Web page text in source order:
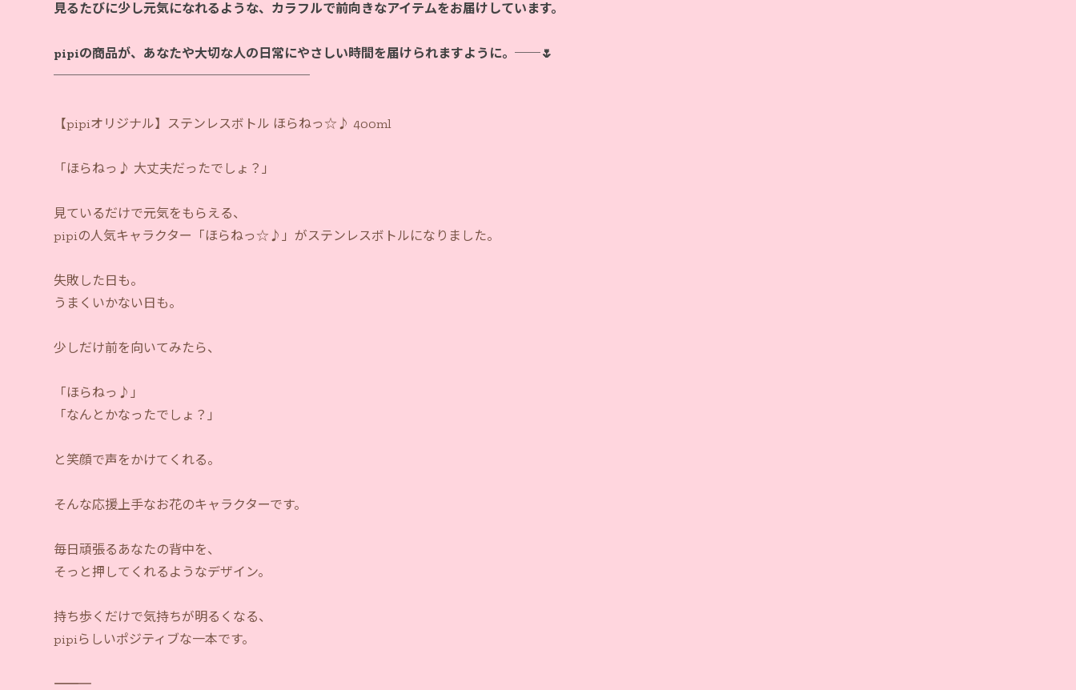
見るたびに少し元気になれるような、カラフルで前向きなアイテムをお届けしています。
pipiの商品が、あなたや大切な人の日常にやさしい時間を届けられますように。──🌷
【pipiオリジナル】ステンレスボトル ほらねっ☆♪ 400ml
「ほらねっ♪ 大丈夫だったでしょ？」
見ているだけで元気をもらえる、
pipiの人気キャラクター「ほらねっ☆♪」がステンレスボトルになりました。
失敗した日も。
うまくいかない日も。
少しだけ前を向いてみたら、
「ほらねっ♪」
「なんとかなったでしょ？」
と笑顔で声をかけてくれる。
そんな応援上手なお花のキャラクターです。
毎日頑張るあなたの背中を、
そっと押してくれるようなデザイン。
持ち歩くだけで気持ちが明るくなる、
pipiらしいポジティブな一本です。
―――――――――――